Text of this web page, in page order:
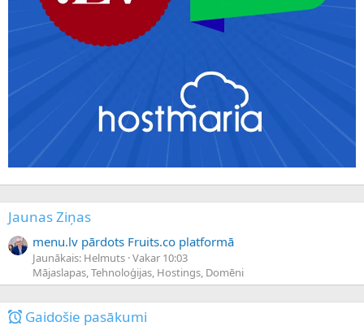
Jaunas Ziņas
menu.lv pārdots Fruits.co platformā
Jaunākais: Helmuts Vakar 10:03
Mājaslapas, Tehnoloģijas, Hostings, Domēni
Gaidošie pasākumi